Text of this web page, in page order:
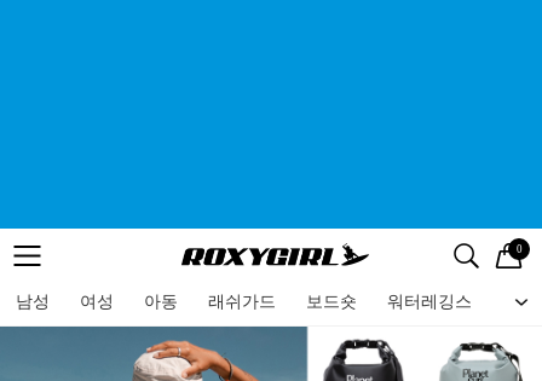
메뉴 검색
로고 0
남성 여성 아동 래쉬가드 보드숏 워터레깅스 비
메뉴